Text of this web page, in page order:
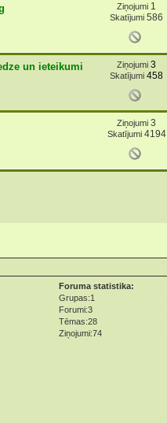
Ziņojumi 1
Skatījumi586
un ieteikumi Ziņojumi3
Skatījumi458
Ziņojumi3
Skatījumi 4194
Foruma statistika:
Grupas:1
Forumi:3
Tēmas:28
Ziņojumi:74